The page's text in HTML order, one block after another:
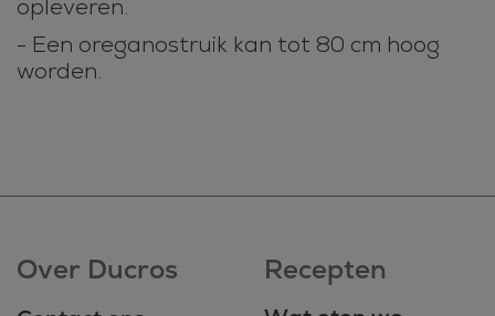
opleveren.
- Een oreganostruik kan tot 80 cm hoog
worden.
Over Ducros Recepten